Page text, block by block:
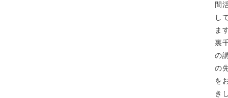
間
し
ま
裏
の
の
を
き